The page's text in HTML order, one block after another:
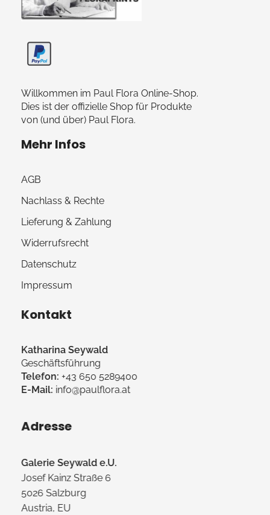
Willkommen im Paul Flora Online-Shop.
Dies ist der offizielle Shop für Produkte
von (und über) Paul Flora.
Mehr Infos
AGB
Nachlass & Rechte
Lieferung & Zahlung
Widerrufsrecht
Datenschutz
Impressum
Kontakt
Katharina Seywald
Geschäftsführung
Telefon: +43 650 5289400
E-Mail: info@paulflora.at
Adresse
Galerie Seywald e.U.
Josef Kainz Straße 6
5026 Salzburg
Austria, EU